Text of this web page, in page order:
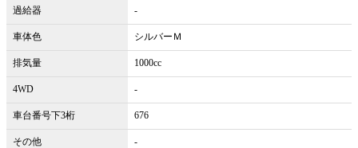
過給器 -
車体色 シルバーＭ
排気量 1000cc
4WD -
車台番号下3桁 676
その他 -